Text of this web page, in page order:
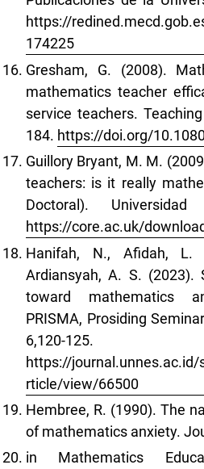
https://
174225
Gresham, G. (2008).
mathematics teacher
service teachers.
184. https://doi.org/
Guillory Bryant, M. M.
teachers: is it really
Doctoral).
https://core.ac.uk/
Hanifah, N., Afidah,
Ardiansyah, A. S.
toward mathematics
PRISMA, Prosiding
6,120-125.
https://
rticle/view/66500
Hembree, R. (1990). The
of mathematics anxiety.
in Mathematics